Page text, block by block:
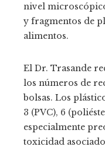
nivel
y fragmentos de
alimentos.
El Dr. Trasande
los números de
bolsas. Los
3 (PVC), 6
especialmente
toxicidad